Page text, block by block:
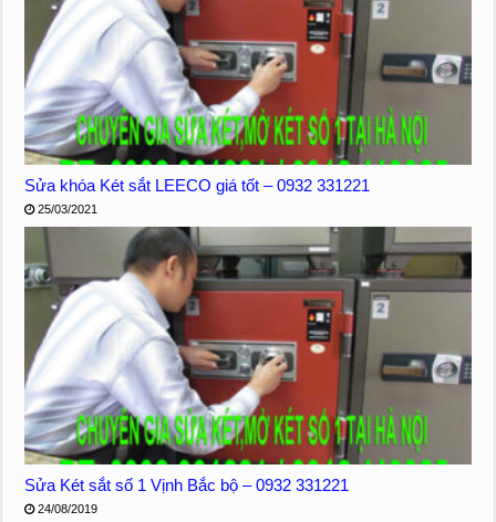
Sửa khóa Két sắt LEECO giá tốt – 0932 331221
25/03/2021
Sửa Két sắt số 1 Vịnh Bắc bộ – 0932 331221
24/08/2019